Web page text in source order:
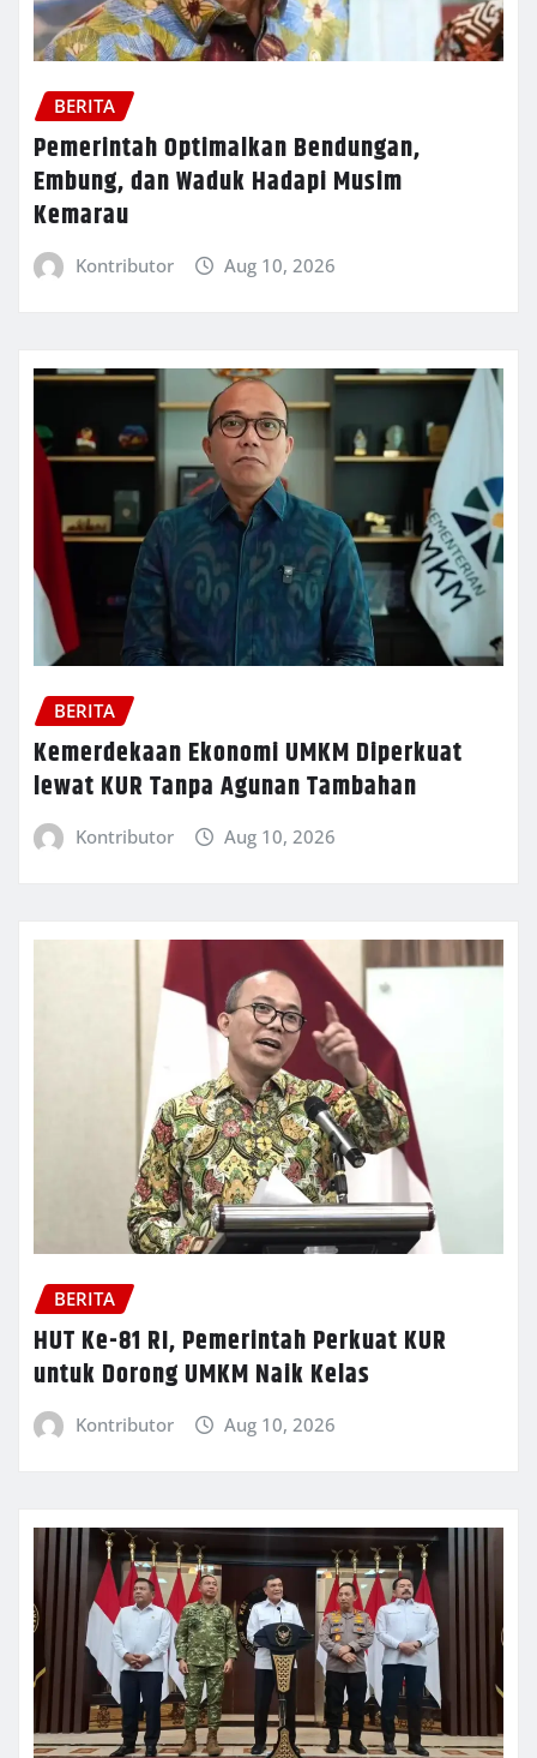
BERITA
Pemerintah Optimalkan Bendungan,
Embung, dan Waduk Hadapi Musim
Kemarau
Kontributor Aug 10, 2026
BERITA
Kemerdekaan Ekonomi UMKM Diperkuat
lewat KUR Tanpa Agunan Tambahan
Kontributor Aug 10, 2026
BERITA
HUT Ke-81 RI, Pemerintah Perkuat KUR
untuk Dorong UMKM Naik Kelas
Kontributor Aug 10, 2026